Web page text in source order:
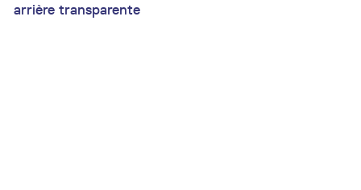
arrière transparente